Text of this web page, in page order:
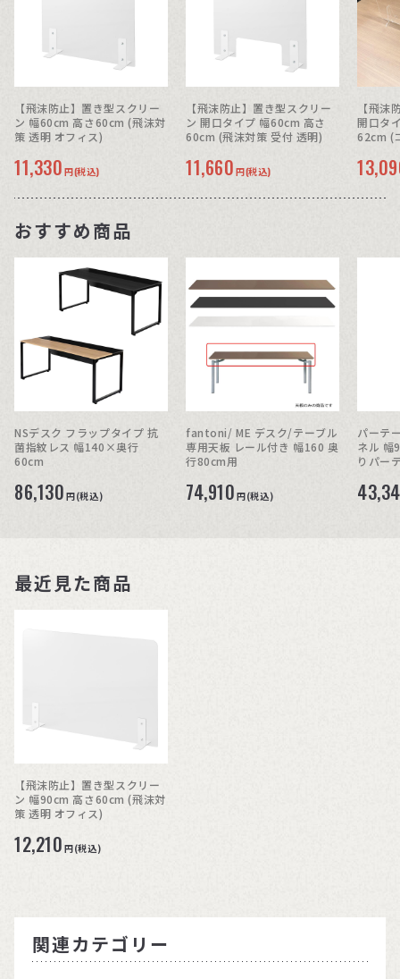
【飛沫防止】置き型スクリー
ン 幅60cm 高さ60cm (飛沫対
策 透明 オフィス)
11,330 円(税込)
【飛沫防止】置き型スクリー
ン 開口タイプ 幅60cm 高さ
60cm (飛沫対策 受付 透明)
11,660 円(税込)
【飛沫
開口タ
62cm (
おすすめ商品
NSデスク フラップタイプ 抗
菌指紋レス 幅140×奥行
60cm
86,130 円(税込)
fantoni/ ME デスク/テーブル
専用天板 レール付き 幅160 奥
行80cm用
74,910 円(税込)
パーテ
ネル 幅
りパー
最近見た商品
【飛沫防止】置き型スクリー
ン 幅90cm 高さ60cm (飛沫対
策 透明 オフィス)
12,210 円(税込)
関連カテゴリー